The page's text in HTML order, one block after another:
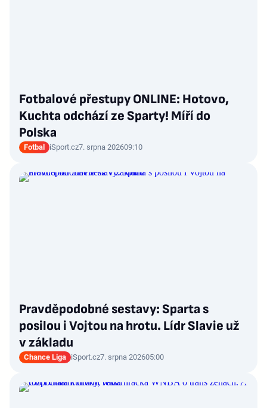
Fotbalové přestupy ONLINE: Hotovo,
Kuchta odchází ze Sparty! Míří do
Polska
Fotbal iSport.cz7. srpna 202609:10
Pravděpodobné sestavy: Sparta s
posilou i Vojtou na hrotu. Lídr Slavie už
v základu
Chance Liga iSport.cz7. srpna 202605:00